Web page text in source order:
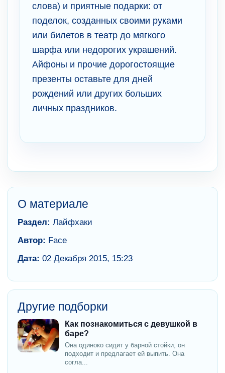
слова) и приятные подарки: от
поделок, созданных своими руками
или билетов в театр до мягкого
шарфа или недорогих украшений.
Айфоны и прочие дорогостоящие
презенты оставьте для дней
рождений или других больших
личных праздников.
О материале
Раздел: Лайфхаки
Автор: Face
Дата: 02 Декабря 2015, 15:23
Другие подборки
Как познакомиться с девушкой в
баре?
Она одиноко сидит у барной стойки, он
подходит и предлагает ей выпить. Она
согла...